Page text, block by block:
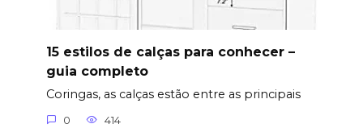
15 estilos de calças para conhecer –
guia completo
Coringas, as calças estão entre as principais
0 414